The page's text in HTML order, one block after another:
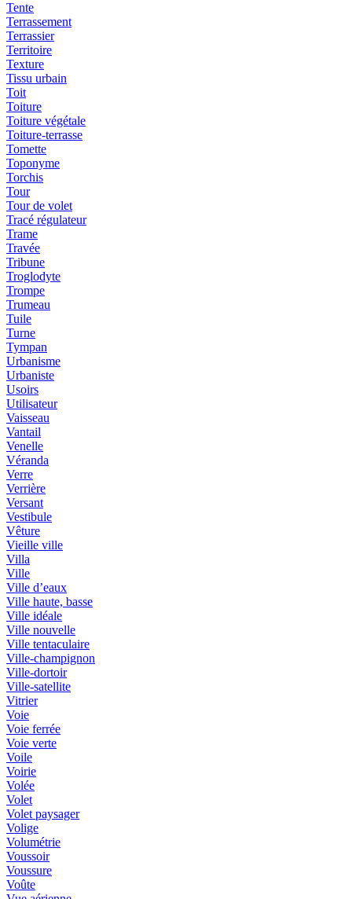
Tente
Terrassement
Terrassier
Territoire
Texture
Tissu urbain
Toit
Toiture
Toiture végétale
Toiture-terrasse
Tomette
Toponyme
Torchis
Tour
Tour de volet
Tracé régulateur
Trame
Travée
Tribune
Troglodyte
Trompe
Trumeau
Tuile
Turne
Tympan
Urbanisme
Urbaniste
Usoirs
Utilisateur
Vaisseau
Vantail
Venelle
Véranda
Verre
Verrière
Versant
Vestibule
Vêture
Vieille ville
Villa
Ville
Ville d’eaux
Ville haute, basse
Ville idéale
Ville nouvelle
Ville tentaculaire
Ville-champignon
Ville-dortoir
Ville-satellite
Vitrier
Voie
Voie ferrée
Voie verte
Voile
Voirie
Volée
Volet
Volet paysager
Volige
Volumétrie
Voussoir
Voussure
Voûte